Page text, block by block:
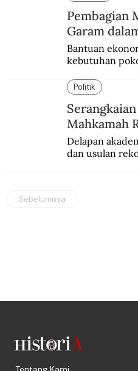
Pembagian
Garam
Bantuan
kebutuhan
peringatan Hari
Politik
Mahkamah
Delapan
dan usulan
Sebelumnya